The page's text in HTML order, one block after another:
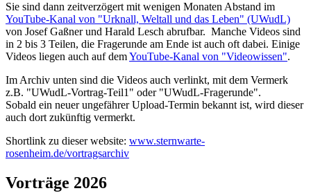
Sie sind dann zeitverzögert mit wenigen Monaten Abstand im
YouTube-Kanal von "Urknall, Weltall und das Leben" (UWudL)
von Josef Gaßner und Harald Lesch abrufbar. Manche Videos sind
in 2 bis 3 Teilen, die Fragerunde am Ende ist auch oft dabei. Einige
Videos liegen auch auf demYouTube-Kanal von "Videowissen".
Im Archiv unten sind die Videos auch verlinkt, mit dem Vermerk
z.B. "UWudL-Vortrag-Teil1" oder "UWudL-Fragerunde".
Sobald ein neuer ungefährer Upload-Termin bekannt ist, wird dieser
auch dort zukünftig vermerkt.
Shortlink zu dieser website: www.sternwarte-
rosenheim.de/vortragsarchiv
Vorträge 2026